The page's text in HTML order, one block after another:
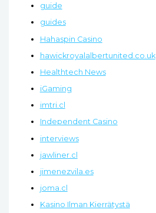
guide
guides
Hahaspin Casino
hawickroyalalbertunited.co.uk
Healthtech News
iGaming
imtri.cl
Independent Casino
interviews
jawliner.cl
jimenezvila.es
joma.cl
Kasino Ilman Kierrätystä